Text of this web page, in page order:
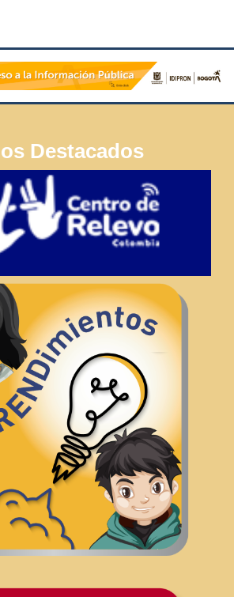
Destacados